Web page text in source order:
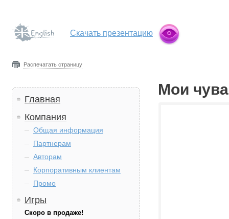
Скачать презентацию
Распечатать страницу
Главная
Компания
Общая информация
Партнерам
Авторам
Корпоративным клиентам
Промо
Игры
Скоро в продаже!
Мои